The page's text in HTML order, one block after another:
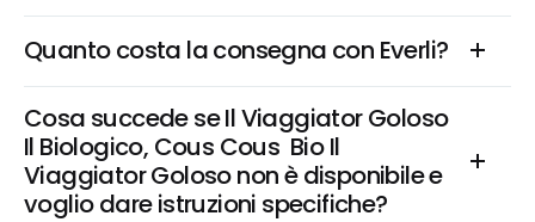
Quanto costa la consegna con Everli?
Cosa succede se Il Viaggiator Goloso
Il Biologico, Cous Cous  Bio Il
Viaggiator Goloso non è disponibile e
voglio dare istruzioni specifiche?